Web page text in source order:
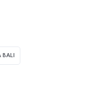
BALI